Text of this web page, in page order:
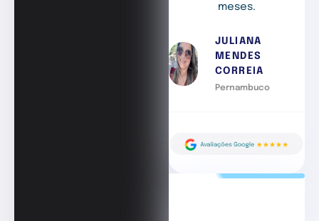
meses.
JULIANA
MENDES
CORREIA
Pernambuco